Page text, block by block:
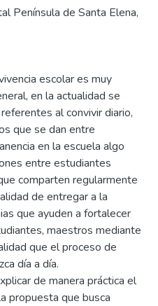
Península de Santa Elena,
escolar es muy
en la actualidad se
al convivir diario,
que se dan entre
en la escuela algo
entre estudiantes
comparten regularmente
de entregar a la
que ayuden a fortalecer
maestros mediante
que el proceso de
día a día.
de manera práctica el
propuesta que busca